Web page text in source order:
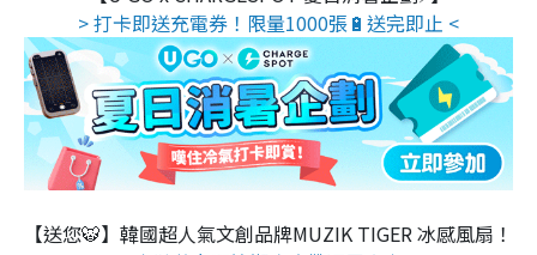
> 打卡即送充電券！限量1000張🔋送完即止 <
【送您🐯】韓國超人氣文創品牌MUZIK TIGER 冰感風扇！